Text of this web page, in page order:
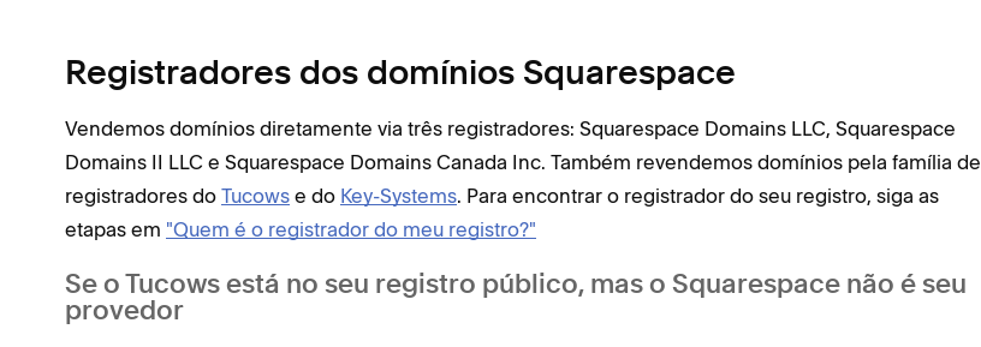
Registradores dos domínios Squarespace
Vendemos domínios diretamente via três registradores: Squarespace Domains LLC, Squarespace
Domains II LLC e Squarespace Domains Canada Inc. Também revendemos domínios pela família de
registradores do Tucows e do Key-Systems. Para encontrar o registrador do seu registro, siga as
etapas em "Quem é o registrador do meu registro?"
Se o Tucows está no seu registro público, mas o Squarespace não é seu
provedor